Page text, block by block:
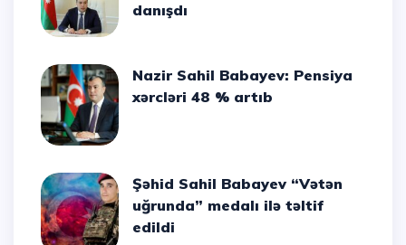
danışdı
Nazir Sahil Babayev: Pensiya
xərcləri 48 % artıb
Şəhid Sahil Babayev “Vətən
uğrunda” medalı ilə təltif
edildi